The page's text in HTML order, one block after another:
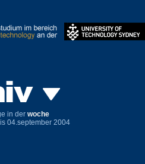
in der woche
04.september 2004